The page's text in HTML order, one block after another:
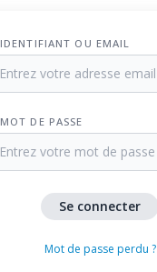
IDENTIFIANT OU EMAIL
MOT DE PASSE
Mot de passe perdu ?